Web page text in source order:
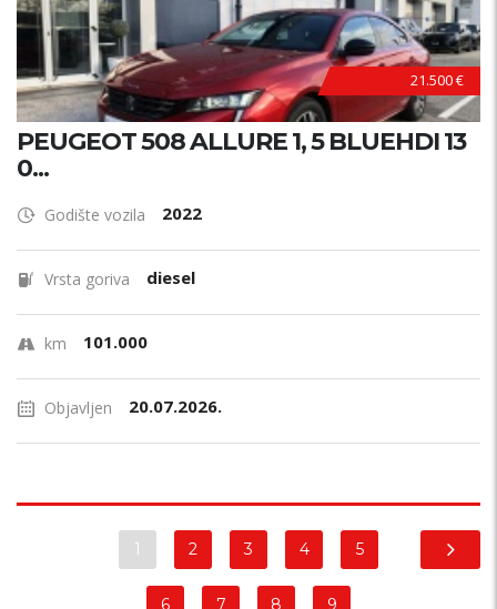
21.500 €
PEUGEOT 508 ALLURE 1, 5 BLUEHDI 13
0...
Godište vozila 2022
Vrsta goriva diesel
km 101.000
Objavljen 20.07.2026.
1 2 3 4 5
6 7 8 9